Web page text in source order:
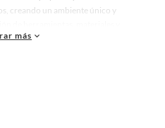
creando un ambiente único y
crear un espacio más tú.
decoración, estamos aquí para hacer
todo lo que tenemos para ofrecerte en
Deportes y aire libre en Sodimac
más